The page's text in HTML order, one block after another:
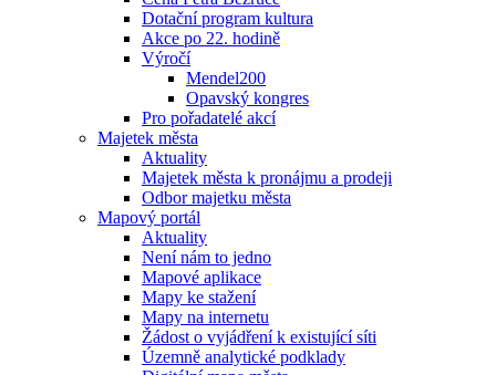
Dotační program kultura
Akce po 22. hodině
Výročí
Mendel200
Opavský kongres
Pro pořadatelé akcí
Majetek města
Aktuality
Majetek města k pronájmu a prodeji
Odbor majetku města
Mapový portál
Aktuality
Není nám to jedno
Mapové aplikace
Mapy ke stažení
Mapy na internetu
Žádost o vyjádření k existující síti
Územně analytické podklady